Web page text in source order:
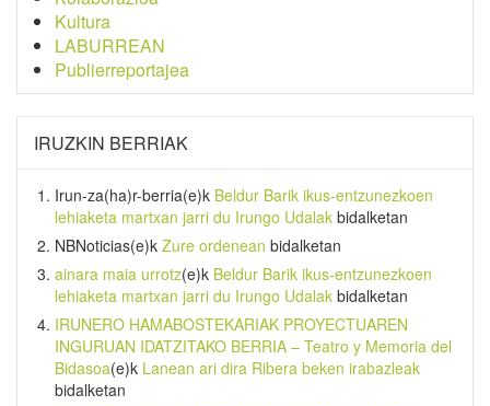
Kultura
LABURREAN
Publierreportajea
IRUZKIN BERRIAK
Irun-za(ha)r-berria(e)k Beldur Barik ikus-entzunezkoen
lehiaketa martxan jarri du Irungo Udalak bidalketan
NBNoticias(e)k Zure ordenean bidalketan
ainara maia urrotz(e)k Beldur Barik ikus-entzunezkoen
lehiaketa martxan jarri du Irungo Udalak bidalketan
IRUNERO HAMABOSTEKARIAK PROYECTUAREN
INGURUAN IDATZITAKO BERRIA – Teatro y Memoria del
Bidasoa(e)k Lanean ari dira Ribera beken irabazleak
bidalketan